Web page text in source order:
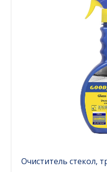
Очиститель стекол,